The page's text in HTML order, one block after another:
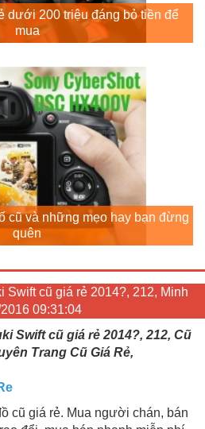
dưới 200 triệu đáng bỏ tiền để
mua
cũ và những mẹo hay bạn đừng
quên
Swift cũ giá rẻ 2014?, 212, Minh
09:31:04
Swift cũ giá rẻ 2014?, 212, Cũ
Trang Cũ Giá Rẻ,
cũ giá rẻ. Mua người chán, bán